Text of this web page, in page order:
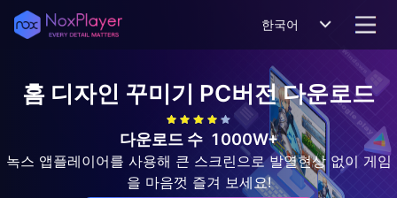
한국어
홈 디자인 꾸미기 PC버전 다운로드
다운로드 수 1000W+
녹스 앱플레이어를 사용해 큰 스크린으로 발열현상 없이 게임
을 마음껏 즐겨 보세요!